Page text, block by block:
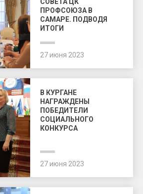
ПРОФСОЮЗА В
САМАРЕ. ПОДВОДЯ
ИТОГИ
27 июня 2023
В КУРГАНЕ
НАГРАЖДЕНЫ
ПОБЕДИТЕЛИ
СОЦИАЛЬНОГО
КОНКУРСА
27 июня 2023